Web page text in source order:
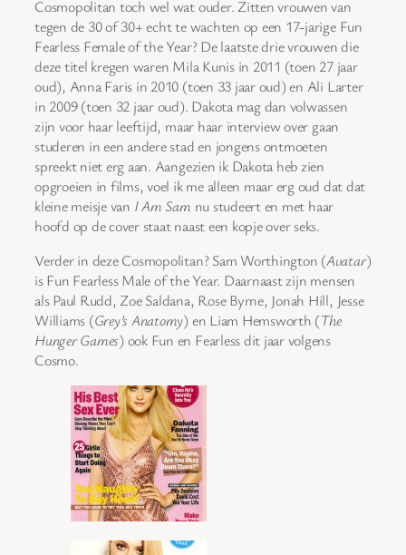
Cosmopolitan toch wel wat ouder. Zitten vrouwen van
tegen de 30 of 30+ echt te wachten op een 17-jarige Fun
Fearless Female of the Year? De laatste drie vrouwen die
deze titel kregen waren Mila Kunis in 2011 (toen 27 jaar
oud), Anna Faris in 2010 (toen 33 jaar oud) en Ali Larter
in 2009 (toen 32 jaar oud). Dakota mag dan volwassen
zijn voor haar leeftijd, maar haar interview over gaan
studeren in een andere stad en jongens ontmoeten
spreekt niet erg aan. Aangezien ik Dakota heb zien
opgroeien in films, voel ik me alleen maar erg oud dat dat
kleine meisje van I Am Sam nu studeert en met haar
hoofd op de cover staat naast een kopje over seks.
Verder in deze Cosmopolitan? Sam Worthington (Avatar)
is Fun Fearless Male of the Year. Daarnaast zijn mensen
als Paul Rudd, Zoe Saldana, Rose Byrne, Jonah Hill, Jesse
Williams (Grey’s Anatomy) en Liam Hemsworth (The
Hunger Games) ook Fun en Fearless dit jaar volgens
Cosmo.